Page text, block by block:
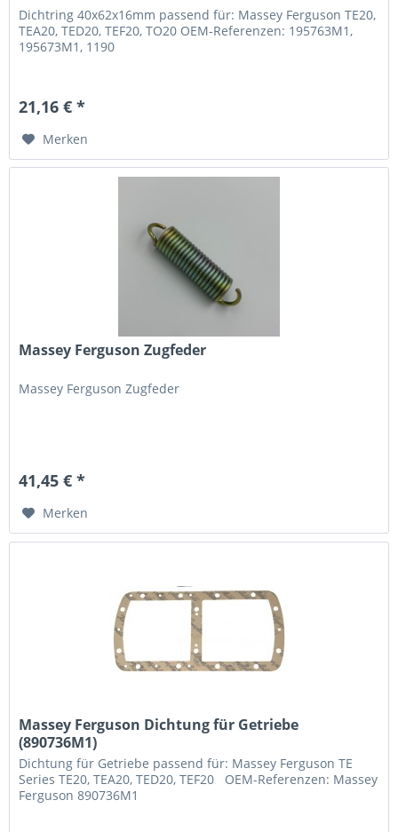
Dichtring 40x62x16mm passend für: Massey Ferguson TE20,
TEA20, TED20, TEF20, TO20 OEM-Referenzen: 195763M1,
195673M1, 1190
21,16 € *
Merken
Massey Ferguson Zugfeder
Massey Ferguson Zugfeder
41,45 € *
Merken
Massey Ferguson Dichtung für Getriebe
(890736M1)
Dichtung für Getriebe passend für: Massey Ferguson TE
Series TE20, TEA20, TED20, TEF20 OEM-Referenzen: Massey
Ferguson 890736M1